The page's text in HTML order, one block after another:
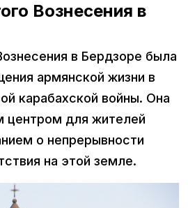
Вознесения в
в Бердзоре была
армянской жизни в
карабахской войны. Она
центром для жителей
о непрерывности
на этой земле.